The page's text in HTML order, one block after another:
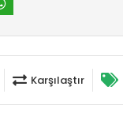
Karşılaştır